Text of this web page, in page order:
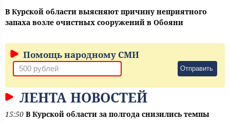
В Курской области выясняют причину неприятного
запаха возле очистных сооружений в Обояни
Помощь народному СМИ
Отправить
ЛЕНТА НОВОСТЕЙ
15:50 В Курской области за полгода снизились темпы